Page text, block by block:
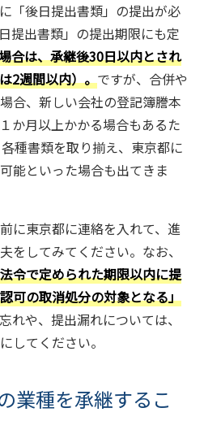
「後日提出書類」の提出が必
提出書類」の提出期限にも定
合は、承継後30日以内とされ
2週間以内）。ですが、合併や
合、新しい会社の登記簿謄本
か月以上かかる場合もあるた
種書類を取り揃え、東京都に
能といった場合も出てきま
に東京都に連絡を入れて、進
をしてみてください。なお、
令で定められた期限以内に提
可の取消処分の対象となる」
れや、提出漏れについては、
してください。
業種を承継するこ